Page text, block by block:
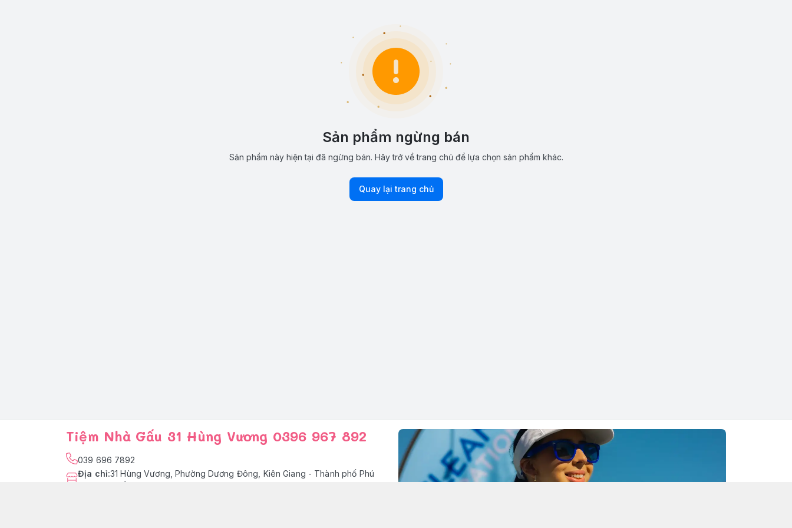
Sản phẩm ngừng bán
Sản phẩm này hiện tại đã ngừng bán. Hãy trở về trang chủ để lựa chọn sản phẩm khác.
Quay lại trang chủ
Tiệm Nhà Gấu 31 Hùng Vương 0396 967 892
039 696 7892
Địa chỉ:31 Hùng Vương, Phường Dương Đông, Kiên Giang - Thành phố Phú
Quốc